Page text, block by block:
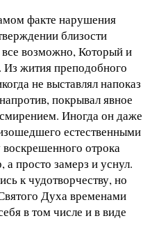
факте нарушения
близости
возможно, Который и
Из жития преподобного
не выставлял напоказ
покрывал явное
Иногда он даже
естественными
отрока
а просто замерз и уснул.
к чудотворчеству, но
Духа временами
в том числе и в виде